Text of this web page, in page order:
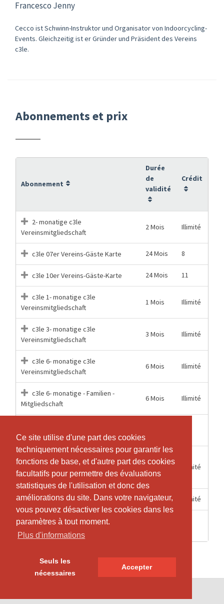
Ce site utilise d'une part des cookies
techniquement nécessaires pour garantir les
fonctions de base, et d'autre part des cookies
facultatifs pour permettre des évaluations
statistiques de l'utilisation et donc des
améliorations du site. Dans votre navigateur,
vous pouvez désactiver les cookies dans les
paramètres à tout moment.
Plus d'informations
Seuls les
nécessaires
Accepter
Ce site utilise d'une part des cookies
techniquement nécessaires pour garantir les
fonctions de base, et d'autre part des cookies
facultatifs pour permettre des évaluations
statistiques de l'utilisation et donc des
améliorations du site. Dans votre navigateur,
vous pouvez désactiver les cookies dans les
paramètres à tout moment.
Plus d'informations
Seuls les
nécessaires
Accepter
Francesco Jenny
Cecco ist Schwinn-Instruktor und Organisator von Indoorcycling-
Events. Gleichzeitig ist er Gründer und Präsident des Vereins
c3le.
Abonnements et prix
Abonnement
Durée
de
validité
Crédit
2- monatige c3le
Vereinsmitgliedschaft
2 Mois Illimité
c3le 07er Vereins-Gäste Karte 24 Mois 8
c3le 10er Vereins-Gäste-Karte 24 Mois 11
c3le 1- monatige c3le
Vereinsmitgliedschaft
1 Mois Illimité
c3le 3- monatige c3le
Vereinsmitgliedschaft
3 Mois Illimité
c3le 6- monatige c3le
Vereinsmitgliedschaft
6 Mois Illimité
c3le 6- monatige - Familien -
Mitgliedschaft
6 Mois Illimité
c3le Jahres "KombiPlus"
Mitgliedschaft c3le und Van der Merwe
Center
12 Mois Illimité
c3le Jahres Vereinsmitgliedschaft 12 Mois Illimité
c3le Probetraining